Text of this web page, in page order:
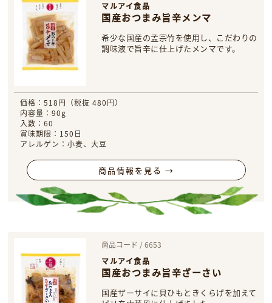
マルアイ食品
国産おつまみ旨辛メンマ
希少な国産の孟宗竹を使用し、こだわりの
調味液で旨辛に仕上げたメンマです。
価格：518円（税抜 480円）
内容量：90g
入数：60
賞味期限：150日
アレルゲン：小麦、大豆
商品情報を見る →
商品コード / 6653
マルアイ食品
国産おつまみ旨辛ざーさい
国産ザーサイに貝ひもときくらげを加えて